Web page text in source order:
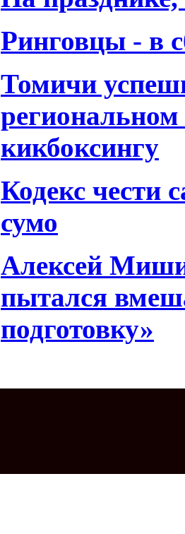
Ринговцы - в
Томичи
кикбоксингу
Кодекс чести
сумо
Алексей
пытался
подготовку»